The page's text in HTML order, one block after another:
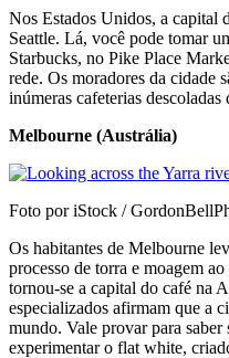
Nos Estados Unidos, a capital
Seattle. Lá, você pode tomar
Starbucks, no Pike Place
rede. Os moradores da cidade
inúmeras cafeterias
Melbourne (Austrália)
Foto por iStock /
Os habitantes de Melbourne
processo de torra e moagem
tornou-se a capital do café na
especializados afirmam que a
mundo. Vale provar para
experimentar o flat white,